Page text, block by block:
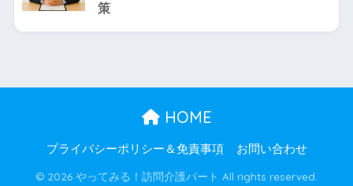
策
HOME
プライバシーポリシー＆免責事項 お問い合わせ
© 2026 やってみる！訪問介護パート All rights reserved.